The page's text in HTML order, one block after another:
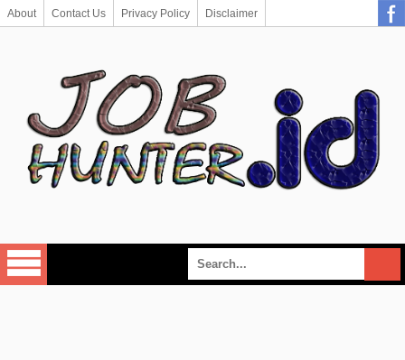
About Contact Us Privacy Policy Disclaimer